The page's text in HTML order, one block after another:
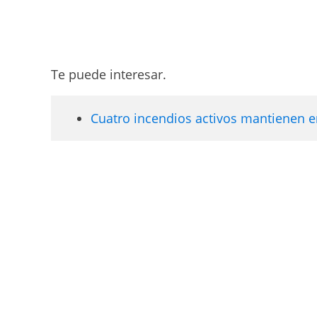
Te puede interesar.
Cuatro incendios activos mantienen